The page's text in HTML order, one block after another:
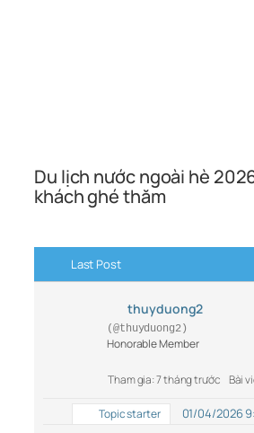
Du lịch nước ngoài hè
khách ghé thăm
Last Post
thuyduong2
(@thuyduong2)
Honorable Member
Tham gia: 7 tháng trước Bài
Topic starter 01/04/2026